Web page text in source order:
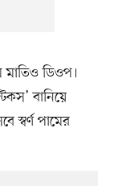
মাতিও ডিওপ।
বানিয়ে
স্বর্ণ পামের